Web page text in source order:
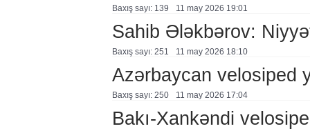
Baxış sayı: 139 11 may 2026 19:01
Sahib Ələkbərov:
Baxış sayı: 251 11 may 2026 18:10
Azərbaycan velosiped
Baxış sayı: 250 11 may 2026 17:04
Bakı-Xankəndi